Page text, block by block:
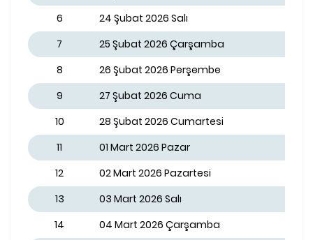
6
24 Şubat 2026 Salı
7
25 Şubat 2026 Çarşamba
8
26 Şubat 2026 Perşembe
9
27 Şubat 2026 Cuma
10
28 Şubat 2026 Cumartesi
11
01 Mart 2026 Pazar
12
02 Mart 2026 Pazartesi
13
03 Mart 2026 Salı
14
04 Mart 2026 Çarşamba